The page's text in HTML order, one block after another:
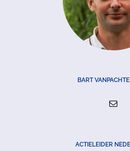
BART
ACTIELEIDER